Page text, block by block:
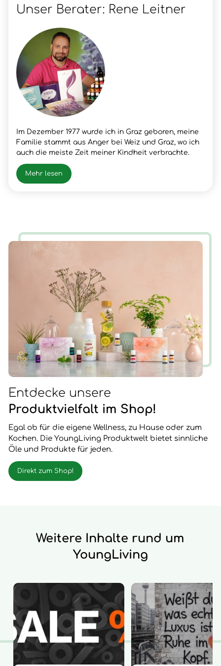
Unser Berater: Rene Leitner
Im Dezember 1977 wurde ich in Graz geboren, meine
Familie stammt aus Anger bei Weiz und Graz, wo ich
auch die meiste Zeit meiner Kindheit verbrachte.
Nach meinem Schulabschluss lernte ich den Beruf
meines Vaters, Fleischer, wo ich dann auch die
Gesellen- und Meister Prüfung positiv absolvierte.
brachte. Nun ist die Zeit gekommen, wieder AUF ZU
Mehr lesen
Entdecke unsere
Produktvielfalt im Shop!
Egal ob für die eigene Wellness, zu Hause oder zum
Kochen. Die YoungLiving Produktwelt bietet sinnliche
Öle und Produkte für jeden.
Direkt zum Shop!
Weitere Inhalte rund um
YoungLiving